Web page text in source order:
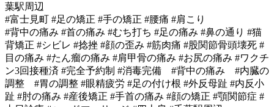
葉駅周辺
#富士見町 #足の矯正 #手の矯正 #腰痛 #肩こり
#背中の痛み #首の痛み #むち打ち #足の痛み #鼻の通り #猫
背矯正 #シビレ #捻挫 #顔の歪み #筋肉痛 #股関節骨頭壊死 #
目の痛み #たん瘤の痛み #肩甲骨の痛み #お尻の痛み #ワクチ
ン3回接種済 #完全予約制 #消毒完備 #背中の痛み #内臓の
調整 #胃の調整 #眼精疲労 #足の付け根 #外反母趾 #内反小
趾 #肘の痛み #産後矯正 #手首の痛み #顔の矯正 #顎関節症 #